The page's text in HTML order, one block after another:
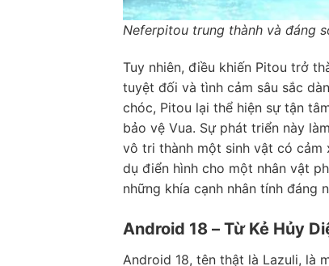
Neferpitou trung thành và đáng
Tuy nhiên, điều khiến Pitou trở
tuyệt đối và tình cảm sâu sắc
chóc, Pitou lại thể hiện sự tận
bảo vệ Vua. Sự phát triển này
vô tri thành một sinh vật có cảm
dụ điển hình cho một nhân vật
những khía cạnh nhân tính đáng
Android 18 – Từ Kẻ Hủy
Android 18, tên thật là Lazuli, là